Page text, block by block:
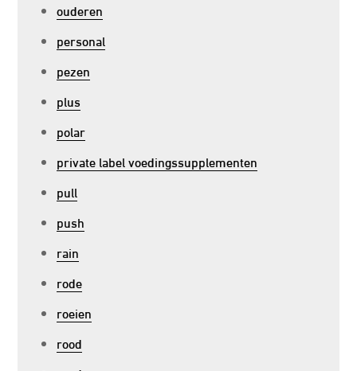
ouderen
personal
pezen
plus
polar
private label voedingssupplementen
pull
push
rain
rode
roeien
rood